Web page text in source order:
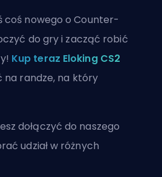
coś nowego o Counter-
do gry i zacząć robić
Kup teraz Eloking CS2
na randze, na który
dołączyć do naszego
udział w różnych